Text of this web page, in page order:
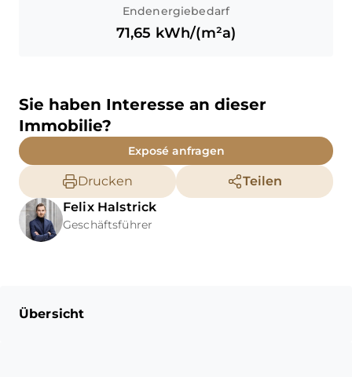
Endenergiebedarf
71,65 kWh/(m²a)
Sie haben Interesse an dieser
Immobilie?
Exposé anfragen
Drucken
Teilen
Felix Halstrick
Geschäftsführer
Übersicht